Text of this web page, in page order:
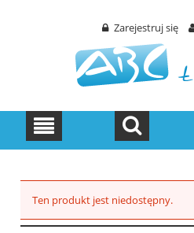
Zarejestruj się
Ten produkt jest niedostępny.